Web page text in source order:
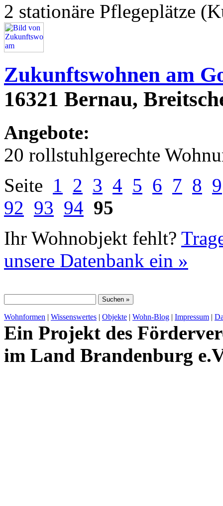
2 stationäre Pflegeplätze
Zukunftswohnen am
16321 Bernau,
Angebote:
20 rollstuhlgerechte
Seite 1 2 3 4 5 6 7 8 9
92 93 94 95
Ihr Wohnobjekt fehlt?
unsere Datenbank ein »
Wohnformen | Wissenswertes | Objekte | Wohn-Blog | Impressum |
Ein Projekt des
im Land Brandenburg